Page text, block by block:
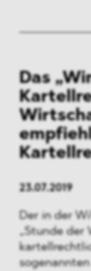
Das
23.07.2019
Der in der
„Stunde der